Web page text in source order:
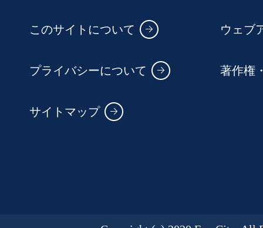
このサイトについて ウェブ
プライバシーについて 著作権
サイトマップ